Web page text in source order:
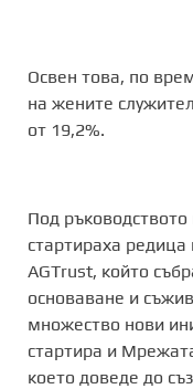
Освен това, по
на жените
от 19,2%.
Под
стартираха
AGTrust, който
основаване и
множество нови
стартира и
което доведе до